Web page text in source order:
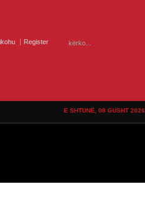
Register
E SHTUNË, 08 GUSHT 2026